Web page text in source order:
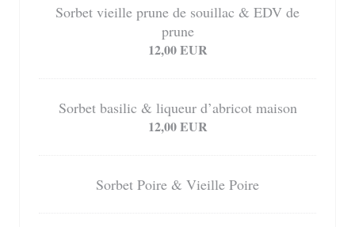
Sorbet vieille prune de souillac & EDV de
prune
12,00 EUR
Sorbet basilic & liqueur d’abricot maison
12,00 EUR
Sorbet Poire & Vieille Poire